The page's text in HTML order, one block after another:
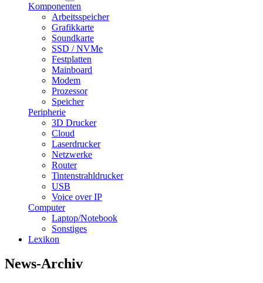
Komponenten
Arbeitsspeicher
Grafikkarte
Soundkarte
SSD / NVMe
Festplatten
Mainboard
Modem
Prozessor
Speicher
Peripherie
3D Drucker
Cloud
Laserdrucker
Netzwerke
Router
Tintenstrahldrucker
USB
Voice over IP
Computer
Laptop/Notebook
Sonstiges
Lexikon
News-Archiv